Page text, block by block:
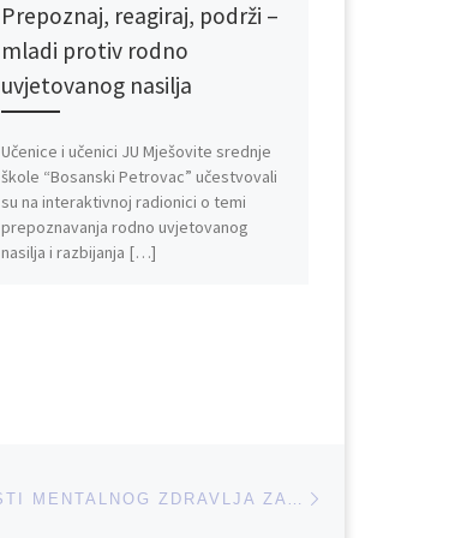
Prepoznaj, reagiraj, podrži –
mladi protiv rodno
uvjetovanog nasilja
Učenice i učenici JU Mješovite srednje
škole “Bosanski Petrovac” učestvovali
su na interaktivnoj radionici o temi
prepoznavanja rodno uvjetovanog
nasilja i razbijanja […]